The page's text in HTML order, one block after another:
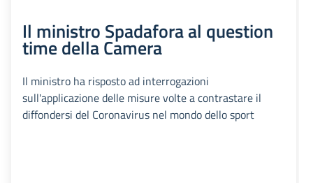
Il ministro Spadafora al question
time della Camera
Il ministro ha risposto ad interrogazioni
sull'applicazione delle misure volte a contrastare il
diffondersi del Coronavirus nel mondo dello sport